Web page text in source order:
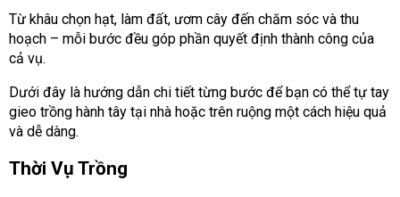
Từ khâu chọn hạt, làm đất, ươm cây đến chăm sóc và thu
hoạch – mỗi bước đều góp phần quyết định thành công của
cả vụ.
Dưới đây là hướng dẫn chi tiết từng bước để bạn có thể tự tay
gieo trồng hành tây tại nhà hoặc trên ruộng một cách hiệu quả
và dễ dàng.
Thời Vụ Trồng